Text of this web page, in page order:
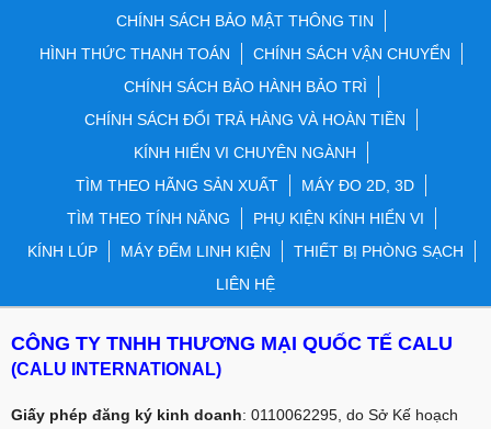
CHÍNH SÁCH BẢO MẬT THÔNG TIN
HÌNH THỨC THANH TOÁN
CHÍNH SÁCH VẬN CHUYỂN
CHÍNH SÁCH BẢO HÀNH BẢO TRÌ
CHÍNH SÁCH ĐỔI TRẢ HÀNG VÀ HOÀN TIỀN
KÍNH HIỂN VI CHUYÊN NGÀNH
TÌM THEO HÃNG SẢN XUẤT
MÁY ĐO 2D, 3D
TÌM THEO TÍNH NĂNG
PHỤ KIỆN KÍNH HIỂN VI
KÍNH LÚP
MÁY ĐẾM LINH KIỆN
THIẾT BỊ PHÒNG SẠCH
LIÊN HỆ
CÔNG TY TNHH THƯƠNG MẠI QUỐC TẾ CALU
(CALU INTERNATIONAL)
Giấy phép đăng ký kinh doanh: 0110062295, do Sở Kế hoạch